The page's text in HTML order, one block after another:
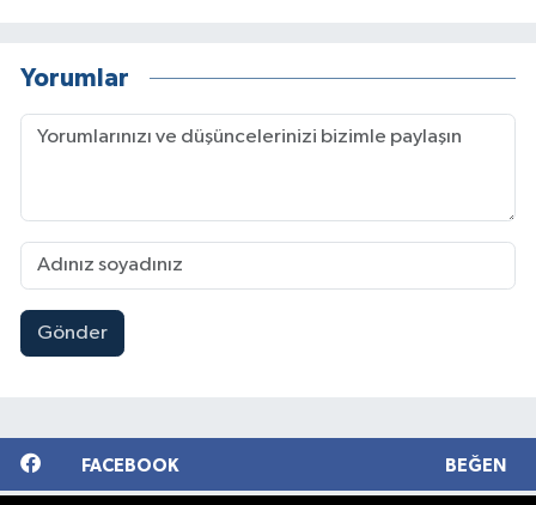
Yorumlar
Gönder
FACEBOOK BEĞEN